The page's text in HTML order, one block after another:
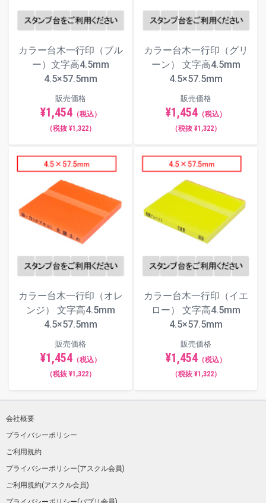
カラー台木一行印（ブル
ー）文字高4.5mm
4.5×57.5mm
販売価格
¥1,454（税込）
（税抜 ¥1,322）
カラー台木一行印（グリ
ーン） 文字高4.5mm
4.5×57.5mm
販売価格
¥1,454（税込）
（税抜 ¥1,322）
カラー台木一行印（オレ
ンジ） 文字高4.5mm
4.5×57.5mm
販売価格
¥1,454（税込）
（税抜 ¥1,322）
カラー台木一行印（イエ
ロー） 文字高4.5mm
4.5×57.5mm
販売価格
¥1,454（税込）
（税抜 ¥1,322）
会社概要
プライバシーポリシー
ご利用規約
プライバシーポリシー(アスクル会員)
ご利用規約(アスクル会員)